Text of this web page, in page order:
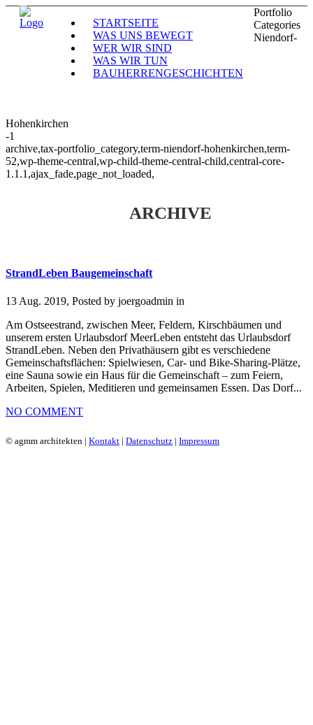
STARTSEITE
WAS UNS BEWEGT
WER WIR SIND
WAS WIR TUN
BAUHERRENGESCHICHTEN
Portfolio
Categories
Niendorf-
Hohenkirchen
-1
archive,tax-portfolio_category,term-niendorf-hohenkirchen,term-
52,wp-theme-central,wp-child-theme-central-child,central-core-
1.1.1,ajax_fade,page_not_loaded,
ARCHIVE
StrandLeben Baugemeinschaft
13 Aug. 2019, Posted by joergoadmin in
Am Ostseestrand, zwischen Meer, Feldern, Kirschbäumen und
unserem ersten Urlaubsdorf MeerLeben entsteht das Urlaubsdorf
StrandLeben. Neben den Privathäusern gibt es verschiedene
Gemeinschaftsflächen: Spielwiesen, Car- und Bike-Sharing-Plätze,
eine Sauna sowie ein Haus für die Gemeinschaft – zum Feiern,
Arbeiten, Spielen, Meditieren und gemeinsamen Essen. Das Dorf...
NO COMMENT
© agmm architekten | Kontakt | Datenschutz | Impressum